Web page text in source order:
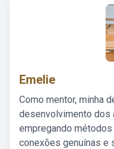
Emelie
Como mentor, minha
desenvolvimento dos
empregando
conexões genuínas e